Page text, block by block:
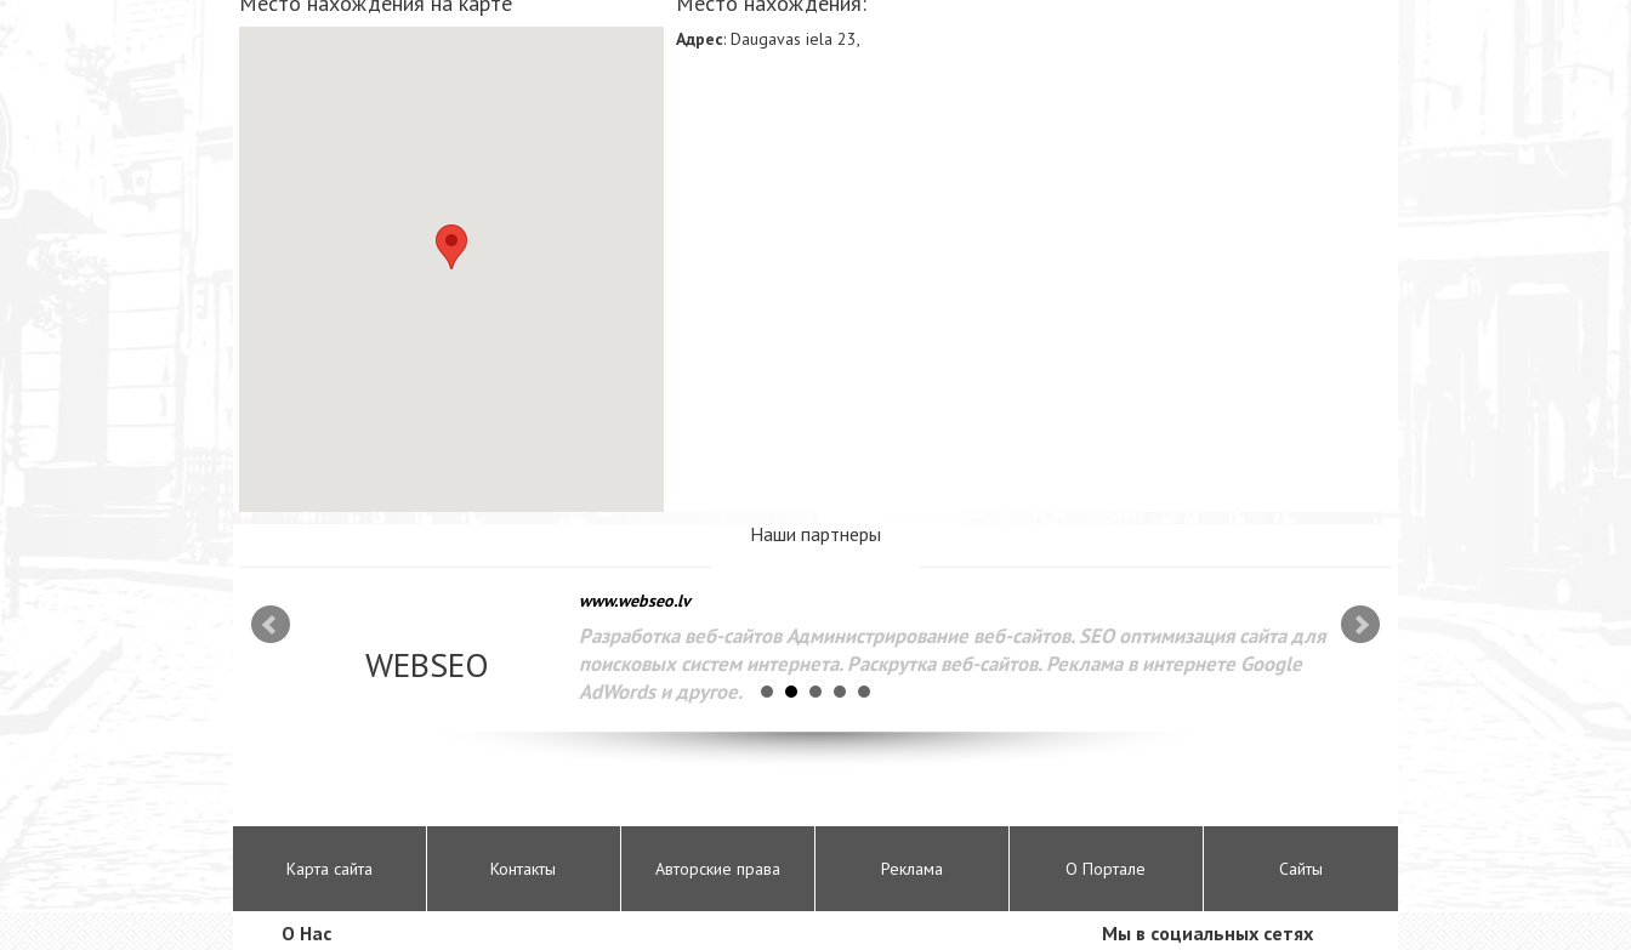
Адрес: Daugavas iela 23,
Наши партнеры
WEBSEO
www.webseo.lv
Разработка веб-сайтов Администрирование веб-сайтов. SEO оптимизация сайта для
поисковых систем интернета. Раскрутка веб-сайтов. Реклама в интернете Google
AdWords и другое.
Карта сайта Контакты Авторские права Реклама О Портале Сайты
O Hac Мы в социальных сетях